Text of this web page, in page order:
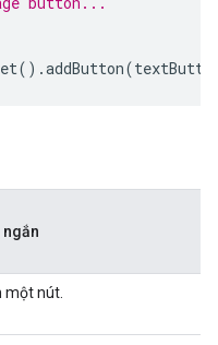
().addButton(
ngắn
một nút.